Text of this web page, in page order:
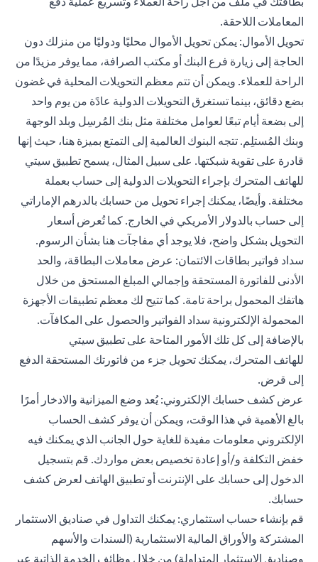
المعاملات اللاحقة.
تحويل الأموال: يمكن تحويل الأموال محليًا ودوليًا من منزلك دون
الحاجة إلى زيارة فرع البنك أو مكتب الصرافة، مما يوفر مزيدًا من
الراحة للعملاء. ويمكن أن تتم معظم التحويلات المحلية في غضون
بضع دقائق، بينما تستغرق التحويلات الدولية عادًة من يوم واحد
إلى بضعة أيام تبعًا لعوامل مختلفة مثل بنك المُرسِل وبلد الوجهة
وبنك المُستلِم. تتجه البنوك العالمية إلى التمتع بميزة هنا، حيث إنها
قادرة على تقوية شبكتها. على سبيل المثال، يسمح تطبيق سيتي
للهاتف المتحرك بإجراء التحويلات الدولية إلى حساب بعملة
مختلفة. وأيضًا، يمكنك إجراء تحويل من حسابك بالدرهم الإماراتي
إلى حساب بالدولار الأمريكي في الخارج. كما تُعرض أسعار
التحويل بشكل واضح، فلا يوجد أي مفاجآت هنا بشأن الرسوم.
سداد فواتير بطاقات الائتمان: عرض معاملات البطاقة، والحد
الأدنى للفاتورة المستحقة وإجمالي المبلغ المستحق من خلال
هاتفك المحمول براحة تامة. كما تتيح لك معظم تطبيقات الأجهزة
المحمولة الإلكترونية سداد الفواتير والحصول على المكافآت.
بالإضافة إلى كل تلك الأمور المتاحة على تطبيق سيتي
للهاتف المتحرك، يمكنك تحويل جزء من فاتورتك المستحقة الدفع
إلى قرض.
عرض كشف حسابك الإلكتروني: يُعد وضع الميزانية والادخار أمرًا
بالغ الأهمية في هذا الوقت، ويمكن أن يوفر كشف الحساب
الإلكتروني معلومات مفيدة للغاية حول الجانب الذي يمكنك فيه
خفض التكلفة و/أو إعادة تخصيص بعض مواردك. قم بتسجيل
الدخول إلى حسابك على الإنترنت أو تطبيق الهاتف لعرض كشف
حسابك.
قم بإنشاء حساب استثماري: يمكنك التداول في صناديق الاستثمار
المشتركة والأوراق المالية الاستثمارية (السندات والأسهم
وصناديق الاستثمار المتداولة) من خلال وظائف الخدمة الذاتية عبر